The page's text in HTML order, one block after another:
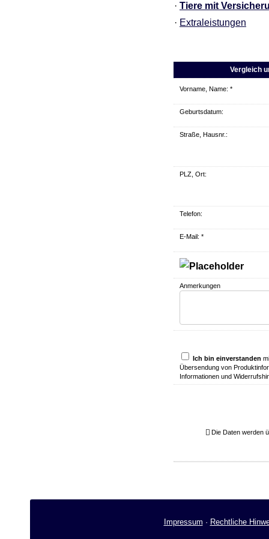
· Tiere mit
· Extraleistungen
Vergleich
Vorname, Name: *
Geburts­datum:
Straße, Hausnr.:
PLZ, Ort:
Telefon:
E-Mail: *
Anmerkungen
Ich bin einverstanden
Übersendung von
Informationen und
Die Daten werden
Impressum · Rechtliche